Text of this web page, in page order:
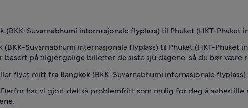
(BKK-Suvarnabhumi internasjonale flyplass) til Phuket (HKT-Phuket
(BKK-Suvarnabhumi internasjonale flyplass) til Phuket (HKT-Phuket
på tilgjengelige billetter de siste sju dagene, så du bør være
flyet mitt fra Bangkok (BKK-Suvarnabhumi internasjonale
har vi gjort det så problemfritt som mulig for deg å avbestille